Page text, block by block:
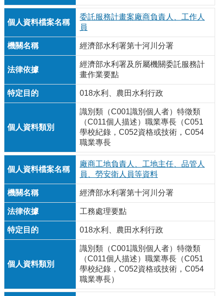
委託服務計畫案廠商負責人、工作人
員
經濟部水利署第十河川分署
經濟部水利署及所屬機關委託服務計
畫作業要點
018水利、農田水利行政
識別類（C001識別個人者）特徵類
（C011個人描述）職業專長（C051
學校紀錄，C052資格或技術，C054
職業專長
廠商工地負責人、工地主任、品管人
員、勞安衛人員等資料
經濟部水利署第十河川分署
工務處理要點
018水利、農田水利行政
識別類（C001識別個人者）特徵類
（C011個人描述）職業專長（C051
學校紀錄，C052資格或技術，C054
職業專長）